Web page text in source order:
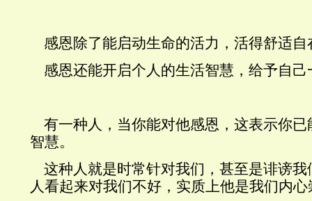
感恩除了能启动生命的活力，活得舒适自
感恩还能开启个人的生活智慧，给予自
有一种人，当你能对他感恩，这表示你
智慧。
这种人就是时常针对我们，甚至是诽谤
人看起来对我们不好，实质上他是我们内